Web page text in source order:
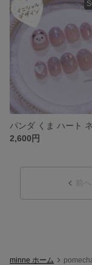
2,600円
前へ
minne ホーム